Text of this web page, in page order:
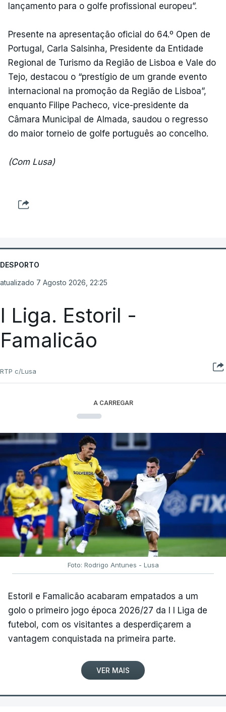
lançamento para o golfe profissional europeu”.
Presente na apresentação oficial do 64.º Open de
Portugal, Carla Salsinha, Presidente da Entidade
Regional de Turismo da Região de Lisboa e Vale do
Tejo, destacou o “prestígio de um grande evento
internacional na promoção da Região de Lisboa”,
enquanto Filipe Pacheco, vice-presidente da
Câmara Municipal de Almada, saudou o regresso
do maior torneio de golfe português ao concelho.
(Com Lusa)
DESPORTO
atualizado 7 Agosto 2026, 22:25
I Liga. Estoril -
Famalicão
RTP c/Lusa
A CARREGAR
Foto: Rodrigo Antunes - Lusa
Estoril e Famalicão acabaram empatados a um
golo o primeiro jogo época 2026/27 da I I Liga de
futebol, com os visitantes a desperdiçarem a
vantagem conquistada na primeira parte.
VER MAIS